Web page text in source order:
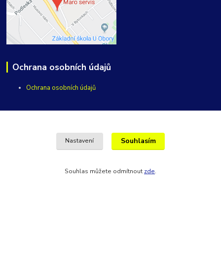
Ochrana osobních údajů
Ochrana osobních údajů
+420 604 101 510
Nastavení Souhlasím
Souhlas můžete odmítnout zde.